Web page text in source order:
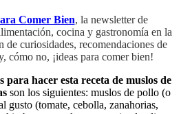
Comer Bien, la newsletter de
cocina y gastronomía en la
de curiosidades, recomendaciones de
cómo no, ¡ideas para comer bien!
para hacer esta receta de muslos de
son los siguientes: muslos de pollo (o
gusto (tomate, cebolla, zanahorias,